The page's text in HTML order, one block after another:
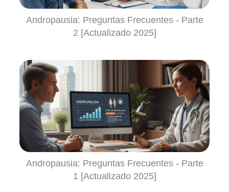
Andropausia: Preguntas Frecuentes - Parte
2 [Actualizado 2025]
Andropausia: Preguntas Frecuentes - Parte
1 [Actualizado 2025]